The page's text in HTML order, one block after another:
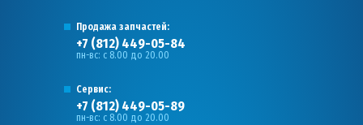
Продажа запчастей:
+7 (812) 449-05-84
пн-вс: с 8.00 до 20.00
Сервис:
+7 (812) 449-05-89
пн-вс: с 8.00 до 20.00